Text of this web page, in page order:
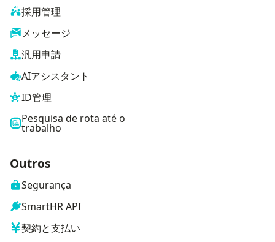
採用管理
メッセージ
汎用申請
AIアシスタント
ID管理
Pesquisa de rota até o
trabalho
Outros
Segurança
SmartHR API
契約と支払い